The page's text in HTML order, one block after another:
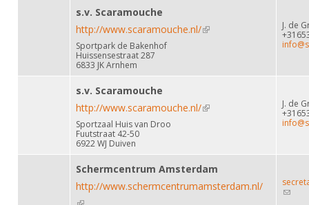
s.v. Scaramouche
http://www.scaramouche.nl/(link is external)
Sportpark de Bakenhof
Huissensestraat 287
6833 JK Arnhem
J. de
s.v. Scaramouche
http://www.scaramouche.nl/(link is external)
Sportzaal Huis van Droo
Fuutstraat 42-50
6922 WJ Duiven
J. de
Schermcentrum Amsterdam
http://www.schermcentrumamsterdam.nl/
(link